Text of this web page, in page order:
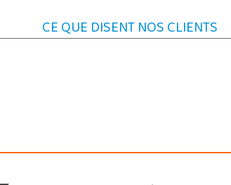
CE QUE DISENT NOS CLIENTS